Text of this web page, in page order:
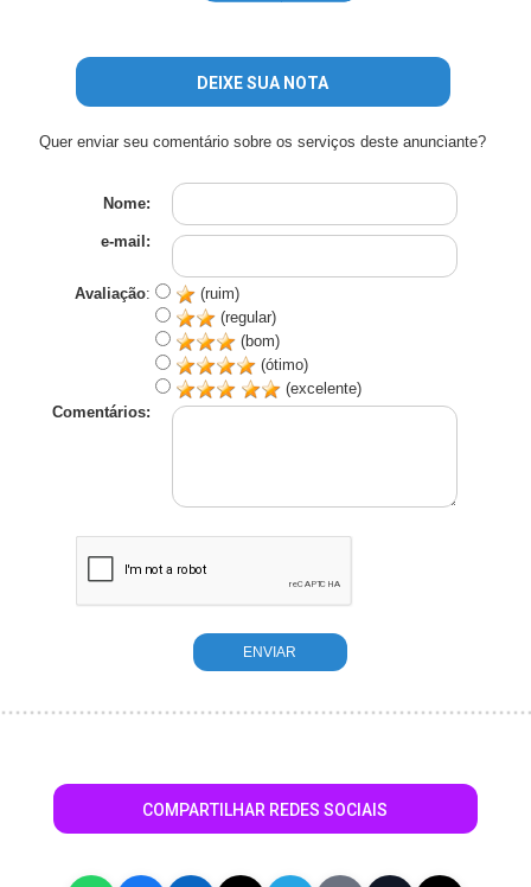
DEIXE SUA NOTA
Quer enviar seu comentário sobre os serviços deste anunciante?
Nome:
e-mail:
Avaliação:
(ruim)
(regular)
(bom)
(ótimo)
(excelente)
Comentários:
COMPARTILHAR REDES SOCIAIS